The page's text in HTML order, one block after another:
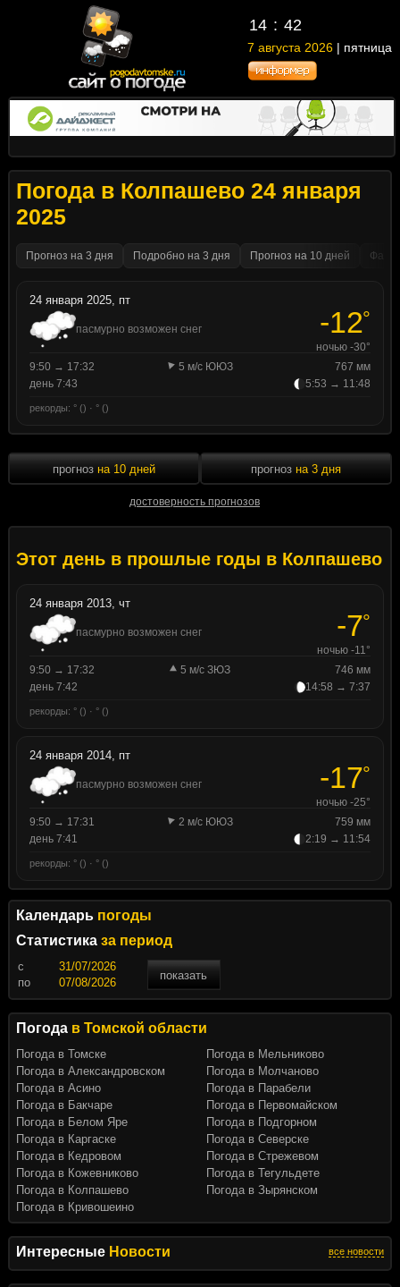
14 42
7 августа 2026 | пятница
Интересные Новости все новости
Погода в Колпашево 24 января
2025
Прогноз на 3 дня Подробно на 3 дня Прогноз на 10 дней
24 января 2025, пт
пасмурно возможен снег -12°
ночью -30°
9:50 → 17:32
5 м/с ЮЮЗ
767 мм
день 7:43
5:53 → 11:48
рекорды: ° () · ° ()
прогноз на 10 дней
достоверность прогнозов
прогноз на 3 дня
Этот день в прошлые годы в Колпашево
24 января 2013, чт
пасмурно возможен снег -7°
ночью -11°
9:50 → 17:32
5 м/с ЗЮЗ
746 мм
день 7:42
14:58 → 7:37
рекорды: ° () · ° ()
24 января 2014, пт
пасмурно возможен снег -17°
ночью -25°
9:50 → 17:31
2 м/с ЮЮЗ
759 мм
день 7:41
2:19 → 11:54
рекорды: ° () · ° ()
Календарь погоды
Статистика за период
c
показать
по
Погода в Томской области
Погода в Томске
Погода в Александровском
Погода в Асино
Погода в Бакчаре
Погода в Белом Яре
Погода в Каргаске
Погода в Кедровом
Погода в Кожевниково
Погода в Колпашево
Погода в Кривошеино
Погода в Мельниково
Погода в Молчаново
Погода в Парабели
Погода в Первомайском
Погода в Подгорном
Погода в Северске
Погода в Стрежевом
Погода в Тегульдете
Погода в Зырянском